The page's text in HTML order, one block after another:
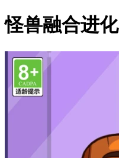
怪兽融合进化